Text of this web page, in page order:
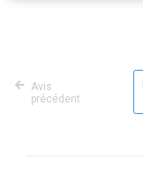
Avis
précédent